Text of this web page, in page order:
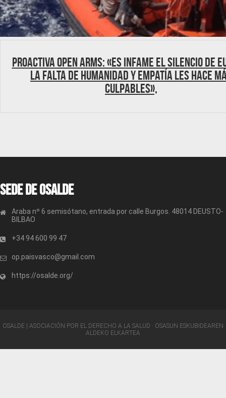
Proactiva Open Arms: «Es infame el silencio de
La falta de humanidad y empatía les hace
culpables»,
Sede de OSALDE
Araba nº 6 semisótano, entrada por calle Burgos. 48014 DEUSTO-
BILBAO
+34 94 600 99 47
op.paisvasco@gmail.com
https://osalde.org/
OSALDE | ASOCIACIÓN POR EL DERECHO A LA SALUD · OSASUN ESKUBIDEAREN
ALDEKO ELKARTEA